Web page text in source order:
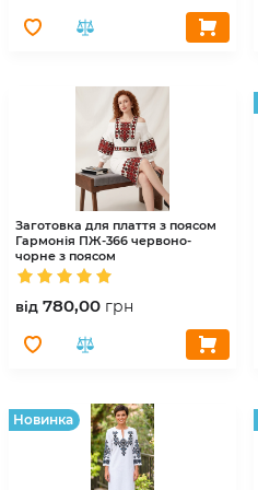
Заготовка для плаття з поясом
Гармонія ПЖ-366 червоно-
чорне з поясом
вiд 780,00 грн
Hовинка